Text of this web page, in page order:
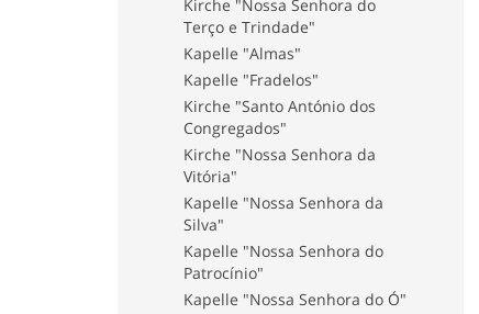
Isabel Guerra Junqueiro e Luís
Pinto de Mesquita Carvalho"
Marionettenmuseum von Porto
Kloster "Serra do Pilar"
Museum "Nacional da
Imprensa"
Papiergeld Museum
Apothekenmuseum - "Museu
da Farmácia"
Militärmuseum von Porto
World of Discoveries
Museum "FC Porto"
Kirche "Nossa Senhora do
Terço e Trindade"
Kapelle "Almas"
Kapelle "Fradelos"
Kirche "Santo António dos
Congregados"
Kirche "Nossa Senhora da
Vitória"
Kapelle "Nossa Senhora da
Silva"
Kapelle "Nossa Senhora do
Patrocínio"
Kapelle "Nossa Senhora do Ó"